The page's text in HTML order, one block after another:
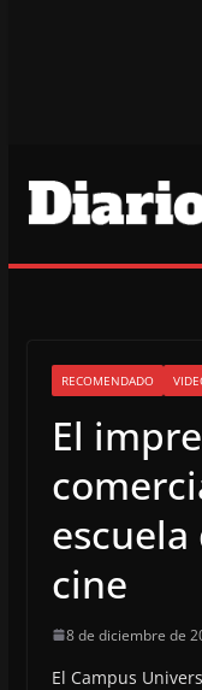
RECOMENDADO
El
cine
8 de diciembre de
El Campus